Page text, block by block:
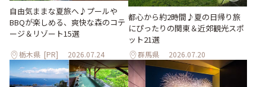
自由気ままな夏旅へ♪プールや
BBQが楽しめる、爽快な森のコテ
ージ＆リゾート15選
栃木県 [PR] 2026.07.24
都心から約2時間♪夏の日帰り旅
にぴったりの関東＆近郊観光スポ
ット21選
群馬県 2026.07.20